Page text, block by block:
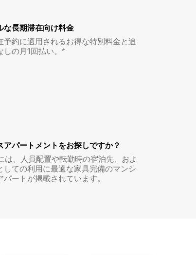
な長期滞在向け料金
予約に適用されるお得な特別料金と追
しの月1回払い。*
アパートメントをお探しですか？
は、人員配置や転勤時の宿泊先、およ
しての利用に最適な家具完備のマンシ
パートが掲載されています。